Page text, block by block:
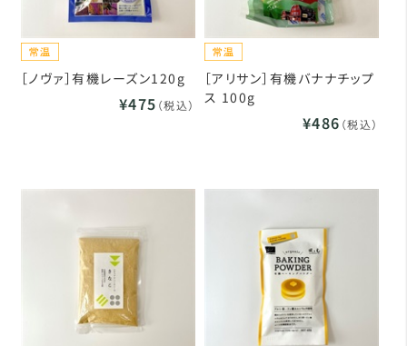
［ノヴァ］有機レーズン120g
¥475 （税込）
［アリサン］有機バナナチップ
ス 100g
¥486 （税込）